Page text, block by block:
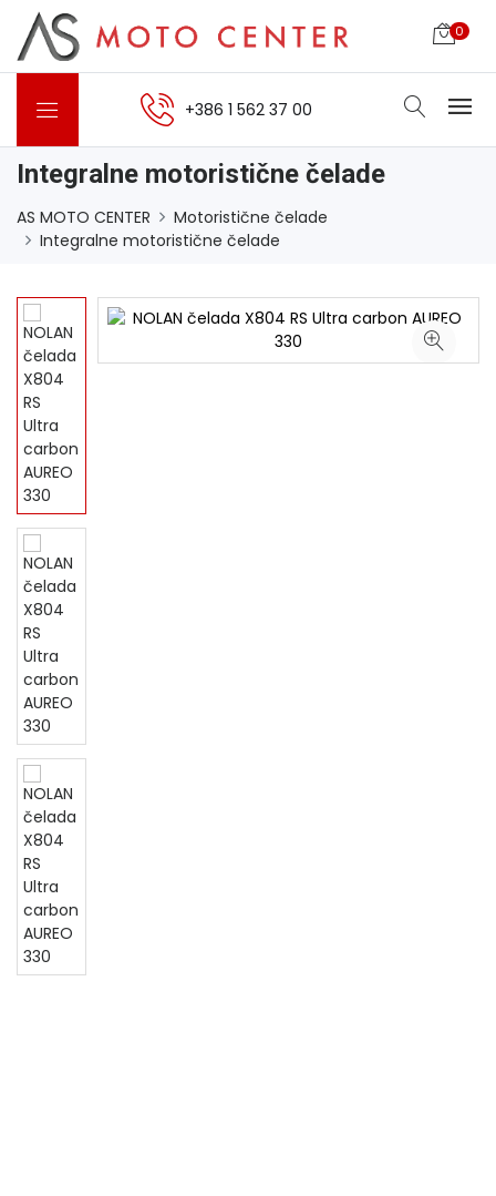
0
+386 1 562 37 00
Integralne motoristične čelade
AS MOTO CENTER
Motoristične čelade
Integralne motoristične čelade